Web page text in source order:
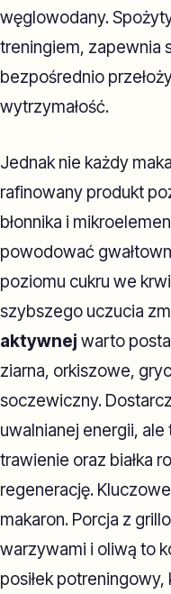
węglowodany.
treningiem, zapewnia
bezpośrednio
wytrzymałość.
Jednak nie każdy
rafinowany produkt
błonnika i
powodować
poziomu cukru we
szybszego uczucia
aktywnej warto
ziarna, orkiszowe,
soczewiczny.
uwalnianej energii,
trawienie oraz białka
regenerację.
makaron. Porcja z
warzywami i oliwą to
posiłek